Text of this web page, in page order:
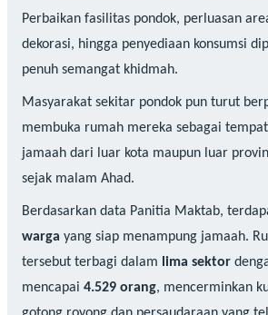
Perbaikan fasilitas pondok, perluasan
dekorasi, hingga penyediaan konsumsi
penuh semangat khidmah.
Masyarakat sekitar pondok pun turut
membuka rumah mereka sebagai
jamaah dari luar kota maupun luar
sejak malam Ahad.
Berdasarkan data Panitia Maktab,
warga yang siap menampung jamaah.
tersebut terbagi dalam lima sektor
mencapai 4.529 orang, mencerminkan